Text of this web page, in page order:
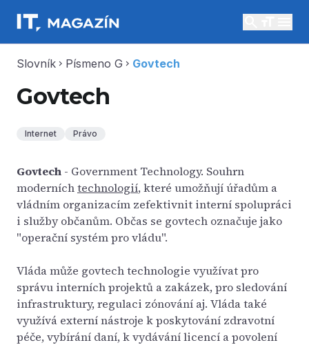
Slovník chevron_right Písmeno G chevron_right Govtech
Govtech
Internet Právo
Govtech - Government Technology. Souhrn
moderníchtechnologií, které umožňují úřadům a
vládním organizacím zefektivnit interní spolupráci
i služby občanům. Občas se govtech označuje jako
"operační systém pro vládu".
Vláda může govtech technologie využívat pro
správu interních projektů a zakázek, pro sledování
infrastruktury, regulaci zónování aj. Vláda také
využívá externí nástroje k poskytování zdravotní
péče, vybírání daní, k vydávání licencí a povolení